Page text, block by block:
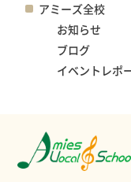
アミーズ全校
お知らせ
ブログ
イベントレポ